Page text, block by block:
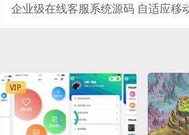
企业级在线客服系统源码 自适应移
VIP